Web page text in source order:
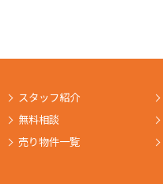
スタッフ紹介
無料相談
売り物件一覧